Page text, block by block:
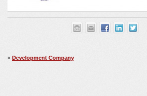
« Development Company